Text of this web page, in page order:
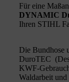
Für eine
DYNAMIC
Ihren STIHL
Die Bundhose
DuroTEC
KWF-
Waldarbeit